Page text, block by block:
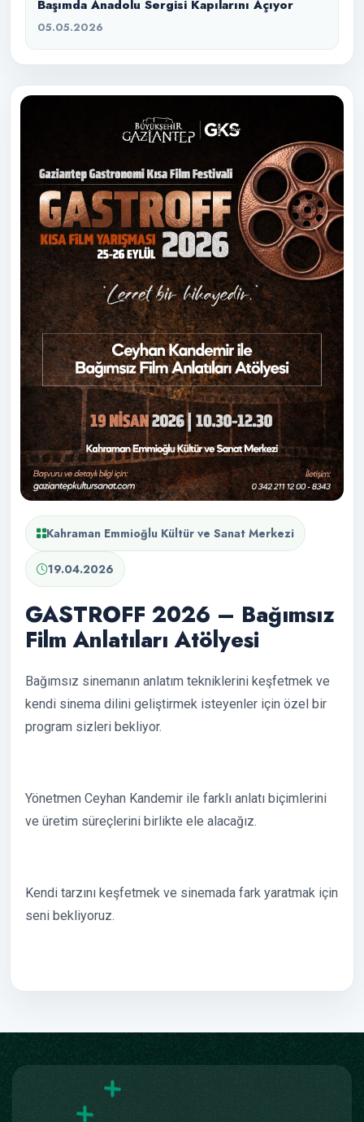
Kahraman Emmioğlu Kültür ve Sanat Merkezi
19.04.2026
GASTROFF 2026 – Bağımsız
Film Anlatıları Atölyesi
Bağımsız sinemanın anlatım tekniklerini keşfetmek ve
kendi sinema dilini geliştirmek isteyenler için özel bir
program sizleri bekliyor.
Yönetmen Ceyhan Kandemir ile farklı anlatı biçimlerini
ve üretim süreçlerini birlikte ele alacağız.
Kendi tarzını keşfetmek ve sinemada fark yaratmak için
seni bekliyoruz.
Başımda Anadolu Sergisi Kapılarını Açıyor
05.05.2026